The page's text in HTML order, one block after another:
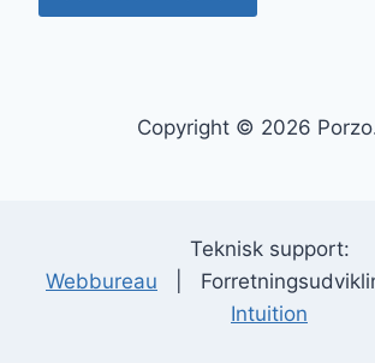
Copyright © 2026
Teknisk support:
Webbureau |
Intuition